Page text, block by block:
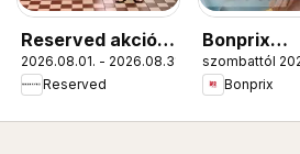
Reserved akciós
újság
2026.08.01. - 2026.08.31.
Reserved
Bonprix
katalógus
Collection
szombattól
Bonprix